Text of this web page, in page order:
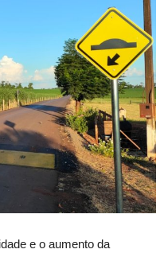
e o aumento da